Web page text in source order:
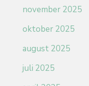
november 2025
oktober 2025
august 2025
juli 2025